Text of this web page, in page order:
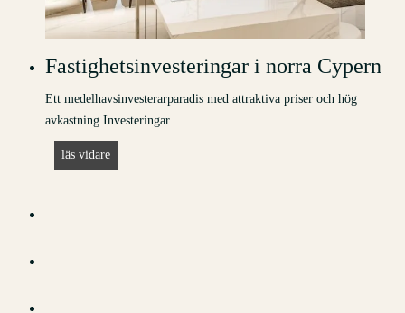
s
r
m
a
Fastighetsinvesteringar i norra Cypern
Ett medelhavsinvesterarparadis med attraktiva priser och hög
avkastning Investeringar...
läs vidareF